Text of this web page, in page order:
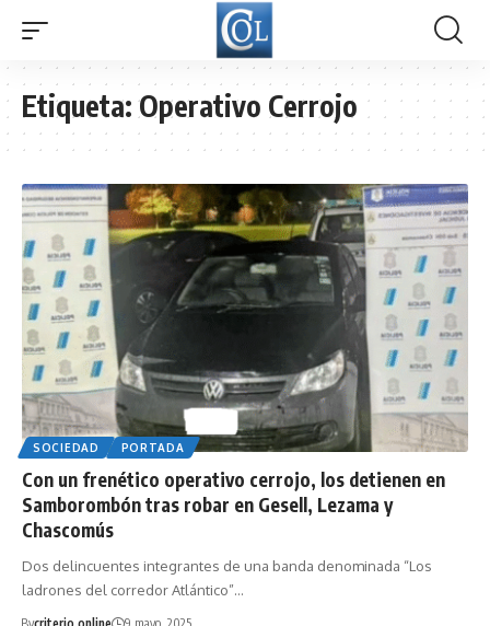
Etiqueta:Operativo Cerrojo
SOCIEDAD PORTADA
Con un frenético operativo cerrojo, los detienen en
Samborombón tras robar en Gesell, Lezama y
Chascomús
Dos delincuentes integrantes de una banda denominada “Los
ladrones del corredor Atlántico”…